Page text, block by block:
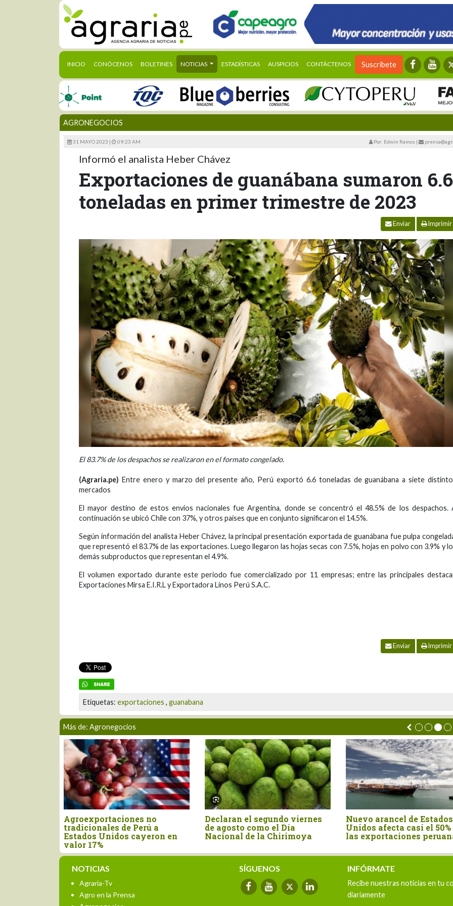
INICIO (CURRENT)
CONÓCENOS BOLETINES NOTICIAS ESTADÍSTICAS AUSPICIOS CONTÁCTENOS Suscríbete
AGRONEGOCIOS
31 MAYO 2023 | 09:23 AM Por: Edwin Ramos |
Informó el analista Heber Chávez
Exportaciones de guanábana sumaron 6.6
toneladas en primer trimestre de 2023
Enviar Imprimir
El 83.7% de los despachos se realizaron en el formato congelado.
(Agraria.pe) Entre enero y marzo del presente año, Perú exportó 6.6 toneladas de guanábana a siete
mercados
El mayor destino de estos envíos nacionales fue Argentina, donde se concentró el 48.5% de los despachos.
continuación se ubicó Chile con 37%, y otros países que en conjunto significaron el 14.5%.
Según información del analista Heber Chávez, la principal presentación exportada de guanábana fue pulpa
que representó el 83.7% de las exportaciones. Luego llegaron las hojas secas con 7.5%, hojas en polvo con 3.9% y
demás subproductos que representan el 4.9%.
El volumen exportado durante este periodo fue comercializado por 11 empresas; entre las principales
Exportaciones Mirsa E.I.R.L y Exportadora Linos Perú S.A.C.
Enviar Imprimir
Etiquetas: exportaciones , guanabana
Más de: Agronegocios
Agroexportaciones no
tradicionales de Perú a
Estados Unidos cayeron en
valor 17%
Declaran el segundo viernes
de agosto como el Día
Nacional de la Chirimoya
Nuevo arancel de Estados
Unidos afecta casi el 50% de
las exportaciones peruanas
NOTICIAS
Agraria-Tv
Agro en la Prensa
SÍGUENOS INFÓRMATE
Recibe nuestras noticias en tu
diariamente